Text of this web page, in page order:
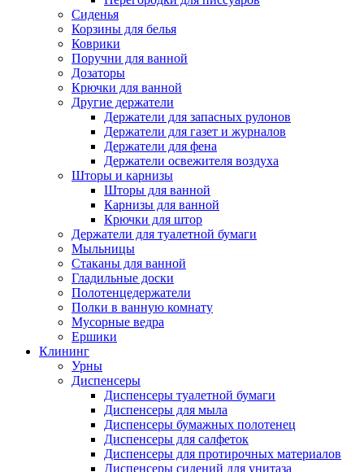
Сиденья
Корзины для белья
Коврики
Поручни для ванной
Дозаторы
Крючки для ванной
Другие держатели
Держатели для запасных рулонов
Держатели для газет и журналов
Держатели для фена
Держатели освежителя воздуха
Шторы и карнизы
Шторы для ванной
Карнизы для ванной
Крючки для штор
Держатели для туалетной бумаги
Мыльницы
Стаканы для ванной
Гладильные доски
Полотенцедержатели
Полки в ванную комнату
Мусорные ведра
Ершики
Клининг
Урны
Диспенсеры
Диспенсеры туалетной бумаги
Диспенсеры для мыла
Диспенсеры бумажных полотенец
Диспенсеры для салфеток
Диспенсеры для протирочных материалов
Диспенсеры сидений для унитаза